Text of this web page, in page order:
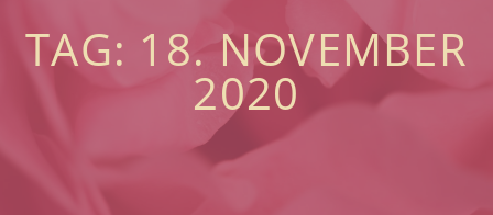
TAG: 18. NOVEMBER
2020